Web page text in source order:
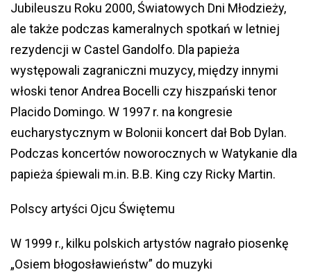
Jubileuszu Roku 2000, Światowych Dni Młodzieży,
ale także podczas kameralnych spotkań w letniej
rezydencji w Castel Gandolfo. Dla papieża
występowali zagraniczni muzycy, między innymi
włoski tenor Andrea Bocelli czy hiszpański tenor
Placido Domingo. W 1997 r. na kongresie
eucharystycznym w Bolonii koncert dał Bob Dylan.
Podczas koncertów noworocznych w Watykanie dla
papieża śpiewali m.in. B.B. King czy Ricky Martin.
Polscy artyści Ojcu Świętemu
W 1999 r., kilku polskich artystów nagrało piosenkę
„Osiem błogosławieństw” do muzyki